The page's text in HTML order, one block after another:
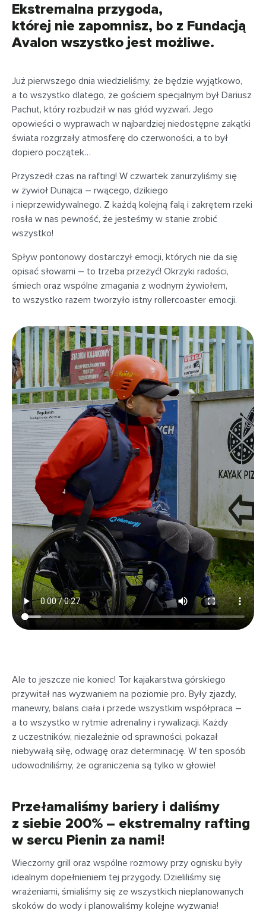
Ekstremalna przygoda,
której nie zapomnisz, bo z Fundacją
Avalon wszystko jest możliwe.
Już pierwszego dnia wiedzieliśmy, że będzie wyjątkowo,
a to wszystko dlatego, że gościem specjalnym był Dariusz
Pachut, który rozbudził w nas głód wyzwań. Jego
opowieści o wyprawach w najbardziej niedostępne zakątki
świata rozgrzały atmosferę do czerwoności, a to był
dopiero początek…
Przyszedł czas na rafting! W czwartek zanurzyliśmy się
w żywioł Dunajca – rwącego, dzikiego
i nieprzewidywalnego. Z każdą kolejną falą i zakrętem rzeki
rosła w nas pewność, że jesteśmy w stanie zrobić
wszystko!
Spływ pontonowy dostarczył emocji, których nie da się
opisać słowami – to trzeba przeżyć! Okrzyki radości,
śmiech oraz wspólne zmagania z wodnym żywiołem,
to wszystko razem tworzyło istny rollercoaster emocji.
Ale to jeszcze nie koniec! Tor kajakarstwa górskiego
przywitał nas wyzwaniem na poziomie pro. Były zjazdy,
manewry, balans ciała i przede wszystkim współpraca –
a to wszystko w rytmie adrenaliny i rywalizacji. Każdy
z uczestników, niezależnie od sprawności, pokazał
niebywałą siłę, odwagę oraz determinację. W ten sposób
udowodniliśmy, że ograniczenia są tylko w głowie!
Przełamaliśmy bariery i daliśmy
z siebie 200% – ekstremalny rafting
w sercu Pienin za nami!
Wieczorny grill oraz wspólne rozmowy przy ognisku były
idealnym dopełnieniem tej przygody. Dzieliliśmy się
wrażeniami, śmialiśmy się ze wszystkich nieplanowanych
skoków do wody i planowaliśmy kolejne wyzwania!